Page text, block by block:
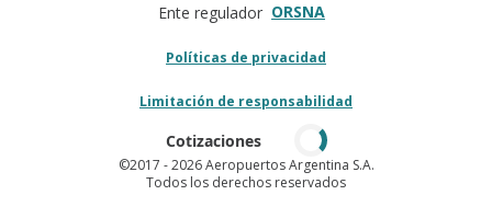
Ente regulador ORSNA
Políticas de privacidad
Limitación de responsabilidad
Cotizaciones
©2017 - 2026 Aeropuertos Argentina S.A.
Todos los derechos reservados